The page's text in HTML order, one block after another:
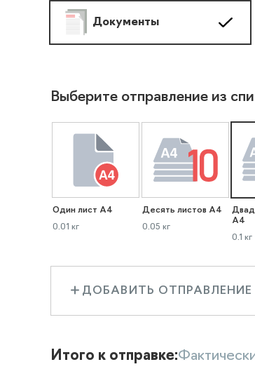
Документы
Выберите отправление из
Один лист А4
0.01 кг
Десять листов А4
0.05 кг
А4
0.1 кг
ДОБАВИТЬ ОТПРАВЛЕНИЕ
Итого к отправке: